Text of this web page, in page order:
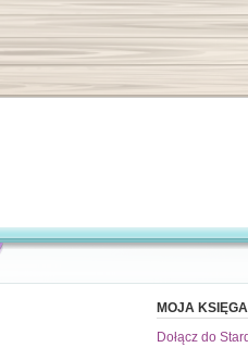
MOJA KSIĘGA
Dołącz do